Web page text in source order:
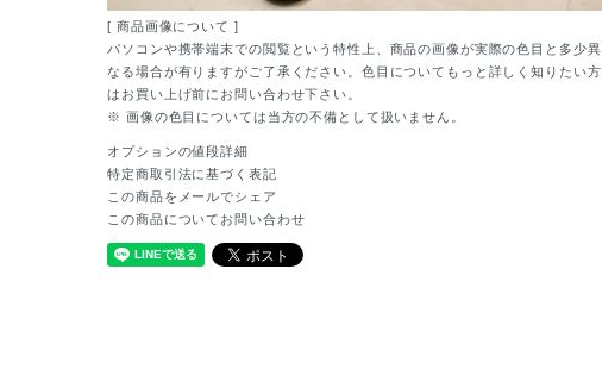
[ 商品画像について ]
パソコンや携帯端末での閲覧という特性上、商品の画像が実際の色目と多少異
なる場合が有りますがご了承ください。色目についてもっと詳しく知りたい方
はお買い上げ前にお問い合わせ下さい。
※ 画像の色目については当方の不備として扱いません。
オプションの値段詳細
特定商取引法に基づく表記
この商品をメールでシェア
この商品についてお問い合わせ